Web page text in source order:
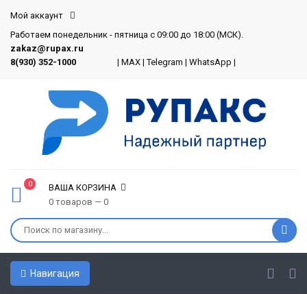
Мой аккаунт
Работаем понедельник - пятница с 09:00 до 18:00 (МСК).
zakaz@rupax.ru
8(930) 352-1000
| MAX |Telegram | WhatsApp |
0
ВАША КОРЗИНА
0 товаров — 0
Навигация